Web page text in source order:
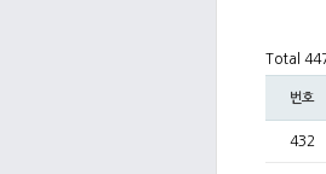
Total
번호
432